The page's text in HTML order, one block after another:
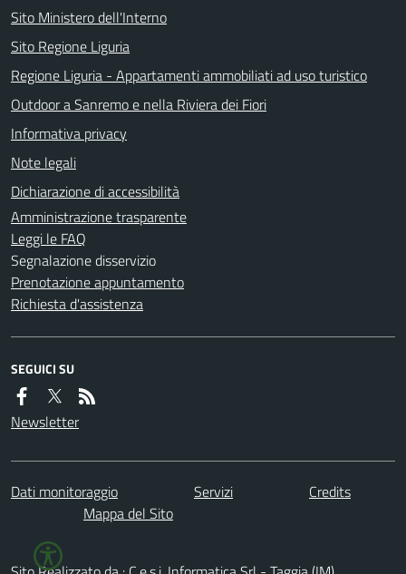
Sito Ministero dell'Interno
Sito Regione Liguria
Regione Liguria - Appartamenti ammobiliati ad uso turistico
Outdoor a Sanremo e nella Riviera dei Fiori
Informativa privacy
Note legali
Dichiarazione di accessibilità
Amministrazione trasparente
Leggi le FAQ
Segnalazione disservizio
Prenotazione appuntamento
Richiesta d'assistenza
SEGUICI SU
Newsletter
Dati monitoraggio Servizi
Credits
Mappa del Sito